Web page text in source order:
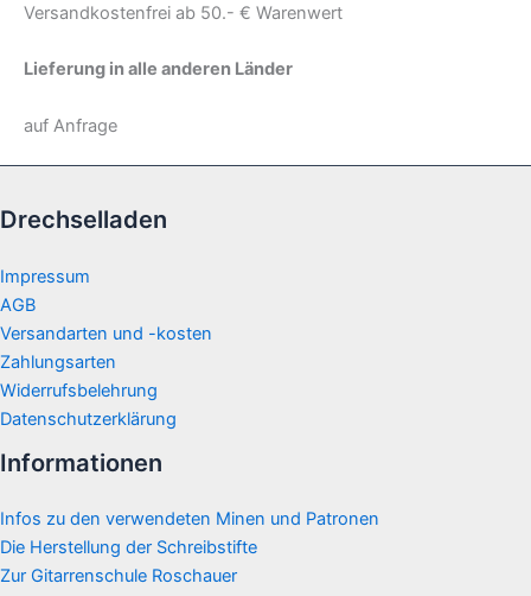
Versandkostenfrei ab 50.- € Warenwert
Lieferung in alle anderen Länder
auf Anfrage
Drechselladen
Impressum
AGB
Versandarten und -kosten
Zahlungsarten
Widerrufsbelehrung
Datenschutzerklärung
Informationen
Infos zu den verwendeten Minen und Patronen
Die Herstellung der Schreibstifte
Zur Gitarrenschule Roschauer